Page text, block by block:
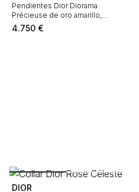
Pendientes Dior Diorama
Précieuse de oro amarillo,
amatista y esmeralda
4.750 €
DIOR